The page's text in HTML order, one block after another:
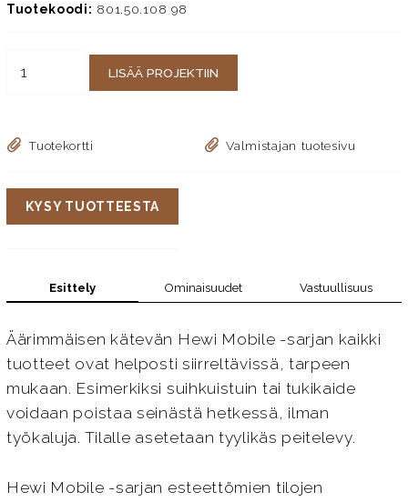
Tuotekoodi: 801.50.108 98
LISÄÄ PROJEKTIIN
Tuotekortti Valmistajan tuotesivu
KYSY TUOTTEESTA
Esittely Ominaisuudet Vastuullisuus
Äärimmäisen kätevän Hewi Mobile -sarjan kaikki
tuotteet ovat helposti siirreltävissä, tarpeen
mukaan. Esimerkiksi suihkuistuin tai tukikaide
voidaan poistaa seinästä hetkessä, ilman
työkaluja. Tilalle asetetaan tyylikäs peitelevy.
Hewi Mobile -sarjan esteettömien tilojen